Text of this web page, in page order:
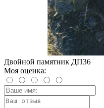
Двойной памятник ДП36
Моя оценка: